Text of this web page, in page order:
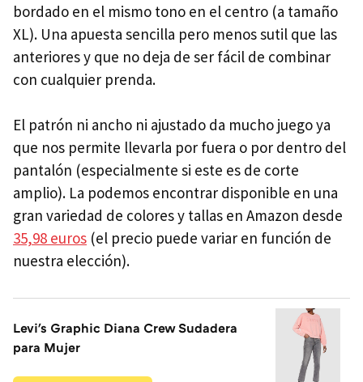
bordado en el mismo tono en el centro (a tamaño
XL). Una apuesta sencilla pero menos sutil que las
anteriores y que no deja de ser fácil de combinar
con cualquier prenda.
El patrón ni ancho ni ajustado da mucho juego ya
que nos permite llevarla por fuera o por dentro del
pantalón (especialmente si este es de corte
amplio). La podemos encontrar disponible en una
gran variedad de colores y tallas en Amazon desde
35,98 euros (el precio puede variar en función de
nuestra elección).
Levi's Graphic Diana Crew Sudadera
para Mujer